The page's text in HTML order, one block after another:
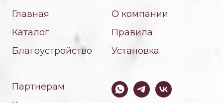
Главная
Каталог
Благоустройство
О компании
Правила
Установка
Партнерам